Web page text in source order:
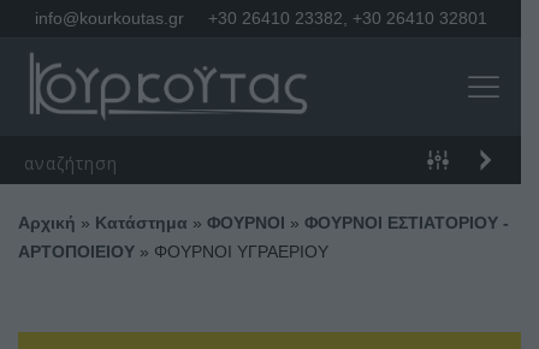
info@kourkoutas.gr +30 26410 23382 +30 26410 32801
Αρχική » Κατάστημα » ΦΟΥΡΝΟΙ » ΦΟΥΡΝΟΙ ΕΣΤΙΑΤΟΡΙΟΥ -
ΑΡΤΟΠΟΙΕΙΟΥ » ΦΟΥΡΝΟΙ ΥΓΡΑΕΡΙΟΥ